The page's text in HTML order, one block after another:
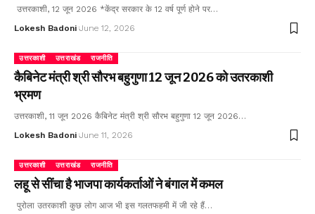
उत्तरकाशी, 12 जून 2026 *केंद्र सरकार के 12 वर्ष पूर्ण होने पर…
Lokesh Badoni June 12, 2026
उत्तरकाशी उत्तराखंड राजनीति
कैबिनेट मंत्री श्री सौरभ बहुगुणा 12 जून 2026 को उतरकाशी
भ्रमण
उत्तरकाशी, 11 जून 2026 कैबिनेट मंत्री श्री सौरभ बहुगुणा 12 जून 2026…
Lokesh Badoni June 11, 2026
उत्तरकाशी उत्तराखंड राजनीति
लहू से सींचा है भाजपा कार्यकर्ताओं ने बंगाल में कमल
पुरोला उतरकाशी कुछ लोग आज भी इस गलतफहमी में जी रहे हैं…